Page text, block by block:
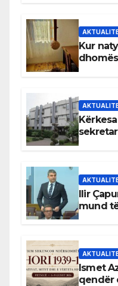
Kur
Ilir
mund
Ismet
qendër